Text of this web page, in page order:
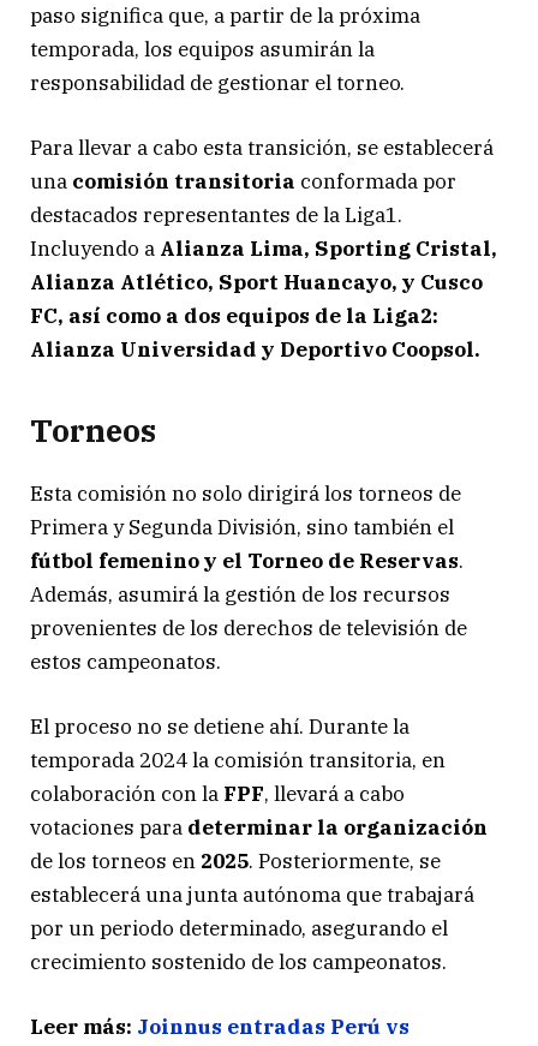
paso significa que, a partir de la próxima
temporada, los equipos asumirán la
responsabilidad de gestionar el torneo.
Para llevar a cabo esta transición, se establecerá
una comisión transitoria conformada por
destacados representantes de la Liga1.
Incluyendo a Alianza Lima, Sporting Cristal,
Alianza Atlético, Sport Huancayo, y Cusco
FC, así como a dos equipos de la Liga2:
Alianza Universidad y Deportivo Coopsol.
Torneos
Esta comisión no solo dirigirá los torneos de
Primera y Segunda División, sino también el
fútbol femenino y el Torneo de Reservas.
Además, asumirá la gestión de los recursos
provenientes de los derechos de televisión de
estos campeonatos.
El proceso no se detiene ahí. Durante la
temporada 2024 la comisión transitoria, en
colaboración con la FPF, llevará a cabo
votaciones para determinar la organización
de los torneos en 2025. Posteriormente, se
establecerá una junta autónoma que trabajará
por un periodo determinado, asegurando el
crecimiento sostenido de los campeonatos.
Leer más: Joinnus entradas Perú vs